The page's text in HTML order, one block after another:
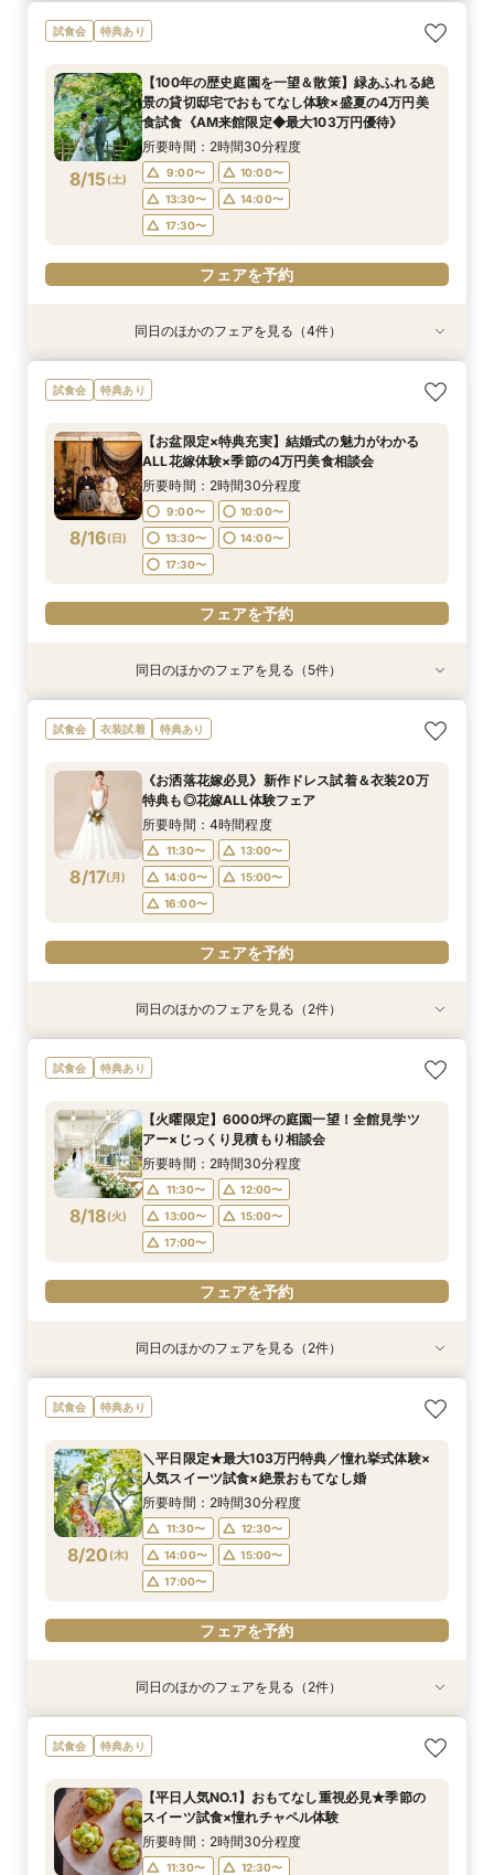
8/13(木)
＼初見学おすすめ★ゆったり相談会／6000坪庭
園ツアー＊特典あり♪
11:00〜
フェアを予約
8/13(木)
アットホームウェディング【6～39名様までご検
討の方/少人数会食プラン相談会】日本庭園を一
ケット付
所要時間：2時間30分程度
11:00〜
フェアを予約
試食会 特典あり
8/15(土)
【100年の歴史庭園を一望＆散策】緑あふれる絶
景の貸切邸宅でおもてなし体験×盛夏の4万円美
食試食《AM来館限定◆最大103万円優待》
所要時間：2時間30分程度
9:00〜
10:00〜
13:30〜
14:00〜
17:30〜
フェアを予約
特典あり
8/15(土)
残2席＼憧れの和婚を叶える★/神前式＊挙式スタ
イル相談×贅沢試食フェア
9:00〜
10:00〜
13:30〜
14:00〜
17:30〜
フェアを予約
特典あり
8/15(土)
【料理重視の方必見】午前中フェア参加で国産牛
含む4万円相当試食×会場コーディネート見学！
なしフェア♪
所要時間：2時間30分程度
13:30〜
14:00〜
17:30〜
フェアを予約
特典あり
8/15(土)
＼初見学の方へ☆フェア優待付／感動のチャペル
体験×豪華試食
9:00〜
10:00〜
13:30〜
14:00〜
17:30〜
フェアを予約
8/15(土)
＼6名からOK★少人数でも貸切！／特別プラン
見積もり相談会×試食付
13:30〜 17:30〜
フェアを予約
同日のほかのフェアを見る（4件）
試食会 特典あり
8/16(日)
【お盆限定×特典充実】結婚式の魅力がわかる
ALL花嫁体験×季節の4万円美食相談会
所要時間：2時間30分程度
9:00〜
10:00〜
13:30〜
14:00〜
17:30〜
フェアを予約
特典あり
8/16 日
直前予約OK《2件目以降の来館◎》会場まるごと
比較検討フェア
9:00〜
10:00〜
13:30〜
14:00〜
17:30〜
フェアを予約
特典あり
8/16 日
残2席＼憧れの和婚を叶える★/神前式＊挙式スタ
イル相談×贅沢試食フェア
9:00〜
10:00〜
13:30〜
14:00〜
17:30〜
フェアを予約
特典あり
8/16 日
【料理重視の方必見】午前中フェア参加で国産牛
含む4万円相当試食×会場コーディネート見学！
なしフェア♪
所要時間：2時間30分程度
13:30〜
14:00〜
17:30〜
フェアを予約
特典あり
8/16 日
＼初見学の方へ☆フェア優待付／感動のチャペル
体験×豪華試食
9:00〜
10:00〜
13:30〜
14:00〜
17:30〜
フェアを予約
8/16 日
＼6名からOK★少人数でも貸切！／特別プラン
見積もり相談会×試食付
13:30〜 17:30〜
フェアを予約
同日のほかのフェアを見る（5件）
試食会 衣装試着 特典あり
8/17(月)
《お洒落花嫁必見》新作ドレス試着＆衣装20万
特典も◎花嫁ALL体験フェア
所要時間：4時間程度
11:30〜
13:00〜
14:00〜
15:00〜
16:00〜
フェアを予約
特典あり
8/17(月)
＼初見学おすすめ★ゆったり相談会／6000坪庭
園ツアー＊特典あり♪
11:30〜
12:00〜
13:00〜
15:00〜
17:00〜
フェアを予約
8/17(月)
アットホームウェディング【6～39名様までご検
討の方/少人数会食プラン相談会】日本庭園を一
ケット付
所要時間：2時間30分程度
14:00〜
15:00〜
17:00〜
フェアを予約
同日のほかのフェアを見る（2件）
試食会 特典あり
8/18(火)
【火曜限定】6000坪の庭園一望！全館見学ツ
アー×じっくり見積もり相談会
所要時間：2時間30分程度
11:30〜
12:00〜
13:00〜
15:00〜
17:00〜
フェアを予約
特典あり
8/18(火)
＼初見学おすすめ★ゆったり相談会／6000坪庭
園ツアー＊特典あり♪
11:30〜
12:00〜
13:00〜
15:00〜
17:00〜
フェアを予約
8/18(火)
アットホームウェディング【6～39名様までご検
討の方/少人数会食プラン相談会】日本庭園を一
ケット付
所要時間：2時間30分程度
14:00〜
15:00〜
17:00〜
フェアを予約
同日のほかのフェアを見る（2件）
試食会 特典あり
8/20 (木)
＼平日限定★最大103万円特典／憧れ挙式体験×
人気スイーツ試食×絶景おもてなし婚
所要時間：2時間30分程度
11:30〜
12:30〜
14:00〜
15:00〜
17:00〜
フェアを予約
特典あり
8/20 木)
＼初見学おすすめ★ゆったり相談会／6000坪庭
園ツアー＊特典あり♪
11:30〜
12:00〜
13:00〜
15:00〜
17:00〜
8/20 木)
アットホームウェディング【6～39名様までご検
討の方/少人数会食プラン相談会】日本庭園を一
ケット付
所要時間：2時間30分程度
14:00〜
15:00〜
同日のほかのフェアを見る（2件）
試食会 特典あり
【平日人気NO.1】おもてなし重視必見★季節の
スイーツ試食×憧れチャペル体験
所要時間：2時間30分程度
11:30〜
12:30〜